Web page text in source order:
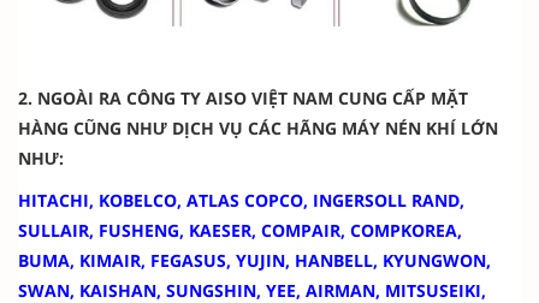
2. NGOÀI RA CÔNG TY AISO VIỆT NAM CUNG CẤP MẶT
HÀNG CŨNG NHƯ DỊCH VỤ CÁC HÃNG MÁY NÉN KHÍ LỚN
NHƯ:
HITACHI, KOBELCO, ATLAS COPCO, INGERSOLL RAND,
SULLAIR, FUSHENG, KAESER, COMPAIR, COMPKOREA,
BUMA, KIMAIR, FEGASUS, YUJIN, HANBELL, KYUNGWON,
SWAN, KAISHAN, SUNGSHIN, YEE, AIRMAN, MITSUSEIKI,